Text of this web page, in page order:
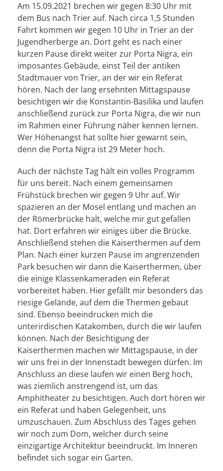
Am 15.09.2021 brechen wir gegen 8:30 Uhr mit
dem Bus nach Trier auf. Nach circa 1,5 Stunden
Fahrt kommen wir gegen 10 Uhr in Trier an der
Jugendherberge an. Dort geht es nach einer
kurzen Pause direkt weiter zur Porta Nigra, ein
imposantes Gebäude, einst Teil der antiken
Stadtmauer von Trier, an der wir ein Referat
hören. Nach der lang ersehnten Mittagspause
besichtigen wir die Konstantin-Basilika und laufen
anschließend zurück zur Porta Nigra, die wir nun
im Rahmen einer Führung näher kennen lernen.
Wer Höhenangst hat sollte hier gewarnt sein,
denn die Porta Nigra ist 29 Meter hoch.
Auch der nächste Tag hält ein volles Programm
für uns bereit. Nach einem gemeinsamen
Frühstück brechen wir gegen 9 Uhr auf. Wir
spazieren an der Mosel entlang und machen an
der Römerbrücke halt, welche mir gut gefallen
hat. Dort erfahren wir einiges über die Brücke.
Anschließend stehen die Kaiserthermen auf dem
Plan. Nach einer kurzen Pause im angrenzenden
Park besuchen wir dann die Kaiserthermen, über
die einige Klassenkameraden ein Referat
vorbereitet haben. Hier gefällt mir besonders das
riesige Gelände, auf dem die Thermen gebaut
sind. Ebenso beeindrucken mich die
unterirdischen Katakomben, durch die wir laufen
können. Nach der Besichtigung der
Kaiserthermen machen wir Mittagspause, in der
wir uns frei in der Innenstadt bewegen dürfen. Im
Anschluss an diese laufen wir einen Berg hoch,
was ziemlich anstrengend ist, um das
Amphitheater zu besichtigen. Auch dort hören wir
ein Referat und haben Gelegenheit, uns
umzuschauen. Zum Abschluss des Tages gehen
wir noch zum Dom, welcher durch seine
einzigartige Architektur beeindruckt. Im Inneren
befindet sich sogar ein Garten.